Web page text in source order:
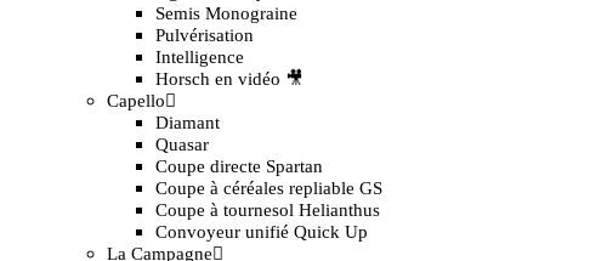
Semis Monograine
Pulvérisation
Intelligence
Horsch en vidéo 🎥
Capello
Diamant
Quasar
Coupe directe Spartan
Coupe à céréales repliable GS
Coupe à tournesol Helianthus
Convoyeur unifié Quick Up
La Campagne